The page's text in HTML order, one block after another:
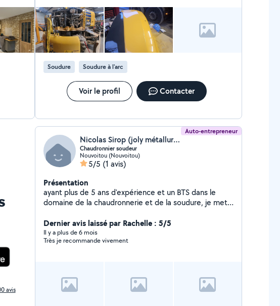
Soudure Soudure à l'arc
Voir le profil Contacter
avis
Auto-entrepreneur
Nicolas Sirop (joly métallurgie)
Chaudronnier soudeur
Nouvoitou (Nouvoitou)
5/5 (1 avis)
Présentation
ayant plus de 5 ans d'expérience et un BTS dans le
domaine de la chaudronnerie et de la soudure, je mets
travaux : - portail - escalier - garde-corps - rénovation
et remise à neuf de vos biens (alu, inox, acier)
Dernier avis laissé par Rachelle : 5/5
Il y a plus de 6 mois
Très je recommande vivement